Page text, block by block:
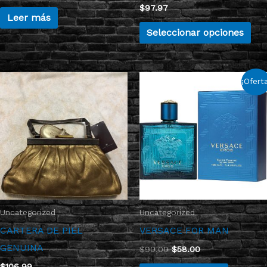
Leer más
$97.97
Seleccionar opciones
en
la
de
Uncategorized
CARTERA DE PIEL
GENUINA
Uncategorized
VERSACE FOR MAN
$90.00
original
$90.00.
$58.00
actual
es:
$58.00.